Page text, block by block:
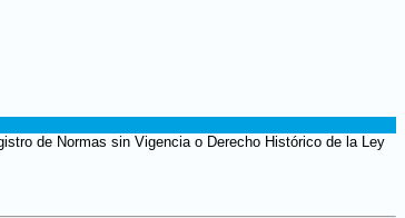
de Normas sin Vigencia o Derecho Histórico de la Ley